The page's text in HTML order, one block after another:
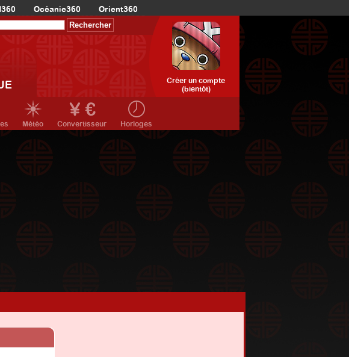
Océanie360 Orient360
Créer un compte
(bientôt)
Météo Convertisseur Horloges